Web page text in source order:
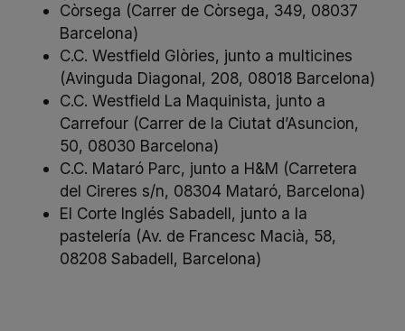
Còrsega (Carrer de Còrsega, 349, 08037
Barcelona)
C.C. Westfield Glòries, junto a multicines
(Avinguda Diagonal, 208, 08018 Barcelona)
C.C. Westfield La Maquinista, junto a
Carrefour (Carrer de la Ciutat d’Asuncion,
50, 08030 Barcelona)
C.C. Mataró Parc, junto a H&M (Carretera
del Cireres s/n, 08304 Mataró, Barcelona)
El Corte Inglés Sabadell, junto a la
pastelería (Av. de Francesc Macià, 58,
08208 Sabadell, Barcelona)